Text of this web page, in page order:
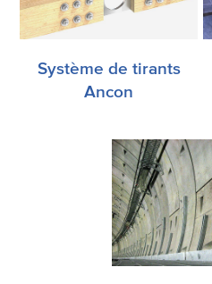
Système de tirants
Ancon